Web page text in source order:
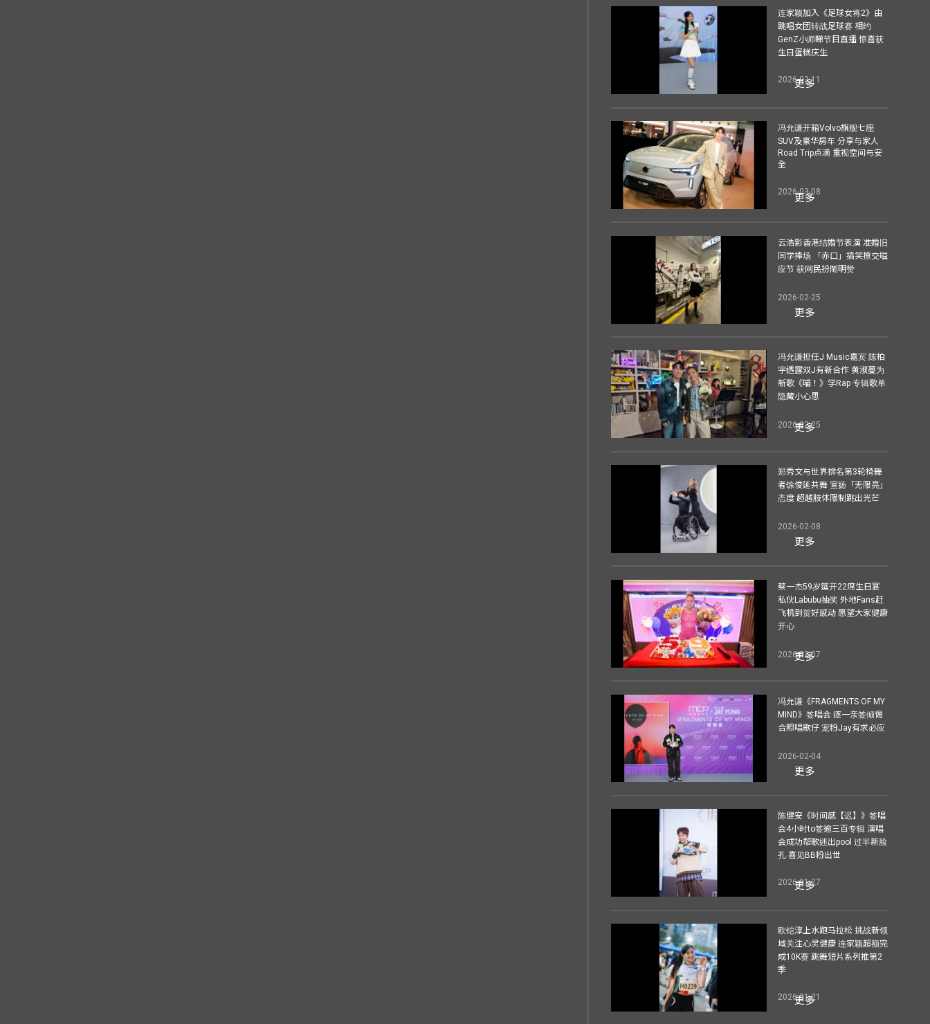
连家颖加入《足球女将2》由
跳唱女团转战足球赛 相约
GenZ小师睇节目直播 惊喜获
生日蛋糕庆生
2026-03-11
更多
冯允谦开箱Volvo旗舰七座
SUV及豪华房车 分享与家人
Road Trip点滴 重视空间与安
全
2026-03-08
更多
云浩影香港结婚节表演 准婚旧
同学捧场 「赤口」搞笑撩交嗌
应节 获网民扮鬧明赞
2026-02-25
更多
冯允谦担任J Music嘉宾 陈柏
宇透露双J有新合作 黄淑蔓为
新歌《喵！》学Rap 专辑歌单
隐藏小心思
2026-02-25
更多
郑秀文与世界排名第3轮椅舞
者馀俊延共舞 宣扬「无限亮」
态度 超越肢体限制跳出光芒
2026-02-08
更多
蔡一杰59岁筵开22席生日宴
私伙Labubu抽奖 外地Fans赶
飞机到贺好感动 愿望大家健康
开心
2026-02-07
更多
冯允谦《FRAGMENTS OF MY
MIND》签唱会 逐一亲签倾偈
合照唱歌仔 宠粉Jay有求必应
2026-02-04
更多
陈健安《时间感【迟】》签唱
会4小时to签逾三百专辑 演唱
会成功帮歌迷出pool 过半新脸
孔 喜见BB粉出世
2026-01-27
更多
欧铠淳上水跑马拉松 挑战新领
域关注心灵健康 连家颖超额完
成10K赛 跳舞短片系列推第2
季
2026-01-21
更多